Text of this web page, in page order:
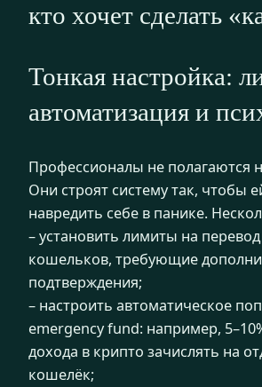
кто хочет сделать
Тонкая настройка:
автоматизация и
Профессионалы не полагаются
Они строят систему так, чтобы
навредить себе в панике.
– установить лимиты на
кошельков, требующие
подтверждения;
– настроить автоматическое
emergency fund: например,
дохода в крипто зачислять на
кошелёк;